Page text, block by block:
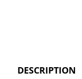
Correction
DESCRIPTION